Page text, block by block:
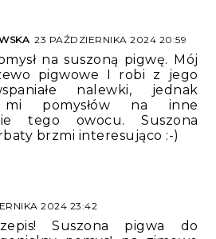
23 PAŹDZIERNIKA 2024 20:59
na suszoną pigwę. Mój
pigwowe I robi z jego
nalewki, jednak
mi pomysłów na inne
tego owocu. Suszona
brzmi interesująco :-)
2024 23:42
Suszona pigwa do